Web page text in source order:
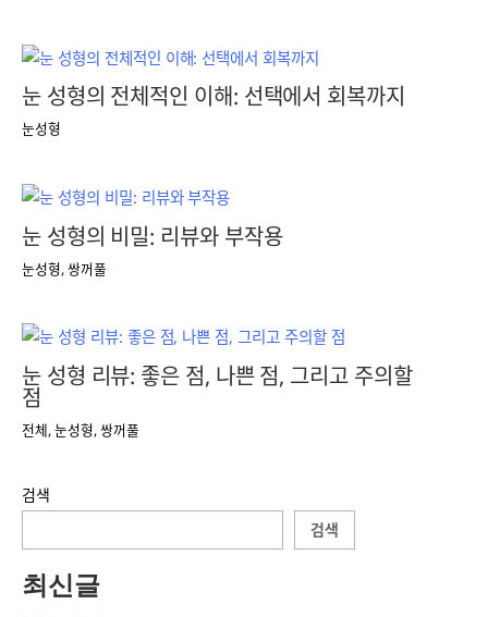
눈 성형의 전체적인 이해: 선택에서 회복까지
눈성형
눈 성형의 비밀: 리뷰와 부작용
눈성형,쌍꺼풀
눈 성형 리뷰: 좋은 점, 나쁜 점, 그리고 주의할
점
전체,눈성형,쌍꺼풀
검색
검색
최신글